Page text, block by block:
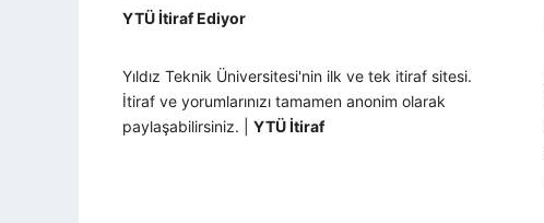
YTÜ İtiraf Ediyor
Yıldız Teknik Üniversitesi'nin ilk ve tek itiraf sitesi.
İtiraf ve yorumlarınızı tamamen anonim olarak
paylaşabilirsiniz. | YTÜ İtiraf